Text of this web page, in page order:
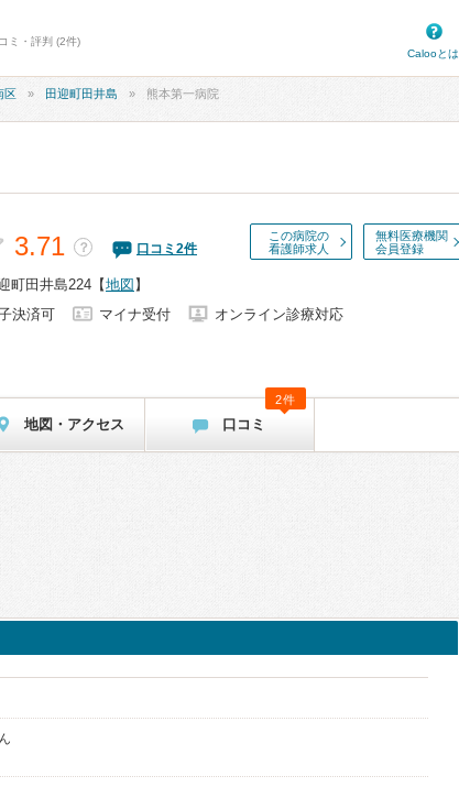
ミ・評判 (2件)
Calooとは
区 田迎町田井島 熊本第一病院
この病院の
看護師求人
無料医療機関
会員登録
3.71 ？ 口コミ 2件
町田井島224 【地図 】
決済可 マイナ受付
オンライン診療対応
地図・アクセス 口コミ
2件